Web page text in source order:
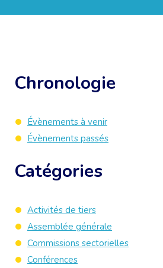
Chronologie
Évènements à venir
Évènements passés
Catégories
Activités de tiers
Assemblée générale
Commissions sectorielles
Conférences